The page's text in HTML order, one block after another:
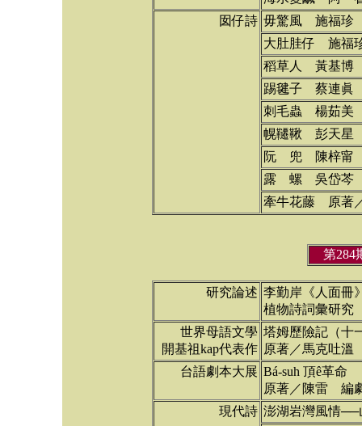
囡仔詩 毋驚風 施福珍
大肚胿仔 施福
稻草人 黃基博
踢毽子 蔡連眞
刺毛蟲 楊茹美
幌韆鞦 彭天星
阮 兜 陳梓甯
露 螺 吳岱芩
牽牛花藤 原著
第284
研究論述 李勤岸《人面冊
植物詩詞彙研究
世界母語文學
開基祖kap代表作
塔姆歷險記（十
原著／馬克吐
台語劇本大展 Bá-suh 頂ê革命
原著／陳雷 編
現代詩 澎湖岩灣風情